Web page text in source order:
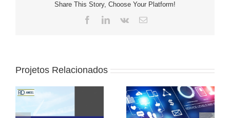
Share This Story, Choose Your Platform!
FacebookLinkedIn
Vk
E-
Projetos Relacionados